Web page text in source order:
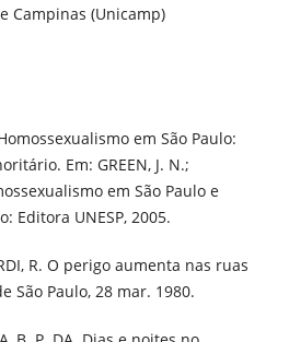
Campinas (Unicamp)
Homossexualismo em São Paulo:
Em: GREEN, J. N.;
em São Paulo e
Editora UNESP, 2005.
R. O perigo aumenta nas ruas
São Paulo, 28 mar. 1980.